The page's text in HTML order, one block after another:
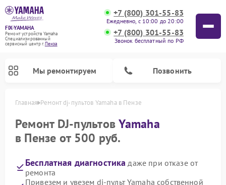
FIX-YAMAHA
Ремонт устройств Yamaha
Специализированный
cервисный центр г.Пенза
+7 (800) 301-55-83
Ежедневно, с 10:00 до 20:00
+7 (800) 301-55-83
Звонок бесплатный по РФ
Мы ремонтируем Позвонить
Главная Ремонт dj-пультов Yamaha в Пензе
Ремонт DJ-пультовYamaha
в Пензе от 500 руб.
Бесплатная диагностика даже при отказе от
ремонта
Привезем и увезем dj-пульт Yamaha собственной